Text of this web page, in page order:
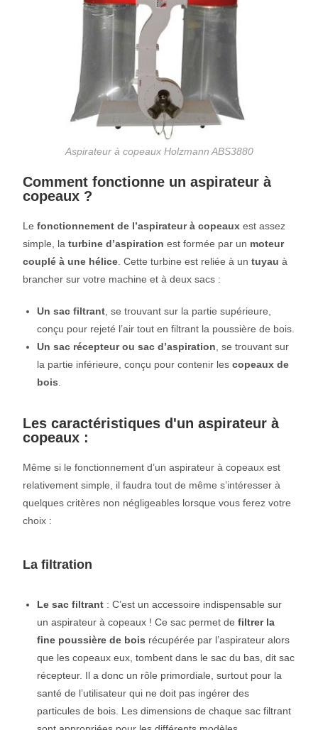
Aspirateur à copeaux Holzmann ABS3880
Comment fonctionne un aspirateur à
copeaux ?
Lefonctionnement de l’aspirateur à copeaux est assez
simple, laturbine d’aspiration est formée par un moteur
couplé à une hélice . Cette turbine est reliée à untuyau à
brancher sur votre machine et à deux sacs :
Un sac filtrant , se trouvant sur la partie supérieure,
conçu pour rejeté l’air tout en filtrant la poussière de bois.
Un sac récepteur ou sac d’aspiration , se trouvant sur
la partie inférieure, conçu pour contenir lescopeaux de
bois
Les caractéristiques d'un aspirateur à
copeaux :
Même si le fonctionnement d’un aspirateur à copeaux est
relativement simple, il faudra tout de même s’intéresser à
quelques critères non négligeables lorsque vous ferez votre
choix :
La filtration
Le sac filtrant : C’est un accessoire indispensable sur
un aspirateur à copeaux ! Ce sac permet defiltrer la
fine poussière de bois récupérée par l’aspirateur alors
que les copeaux eux, tombent dans le sac du bas, dit sac
récepteur. Il a donc un rôle primordiale, surtout pour la
santé de l’utilisateur qui ne doit pas ingérer des
particules de bois. Les dimensions de chaque sac filtrant